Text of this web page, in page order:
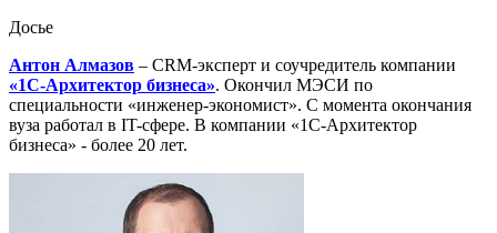
Досье
Антон Алмазов – CRM-эксперт и соучредитель компании
«1С-Архитектор бизнеса». Окончил МЭСИ по
специальности «инженер-экономист». С момента окончания
вуза работал в IT-сфере. В компании «1С-Архитектор
бизнеса» - более 20 лет.